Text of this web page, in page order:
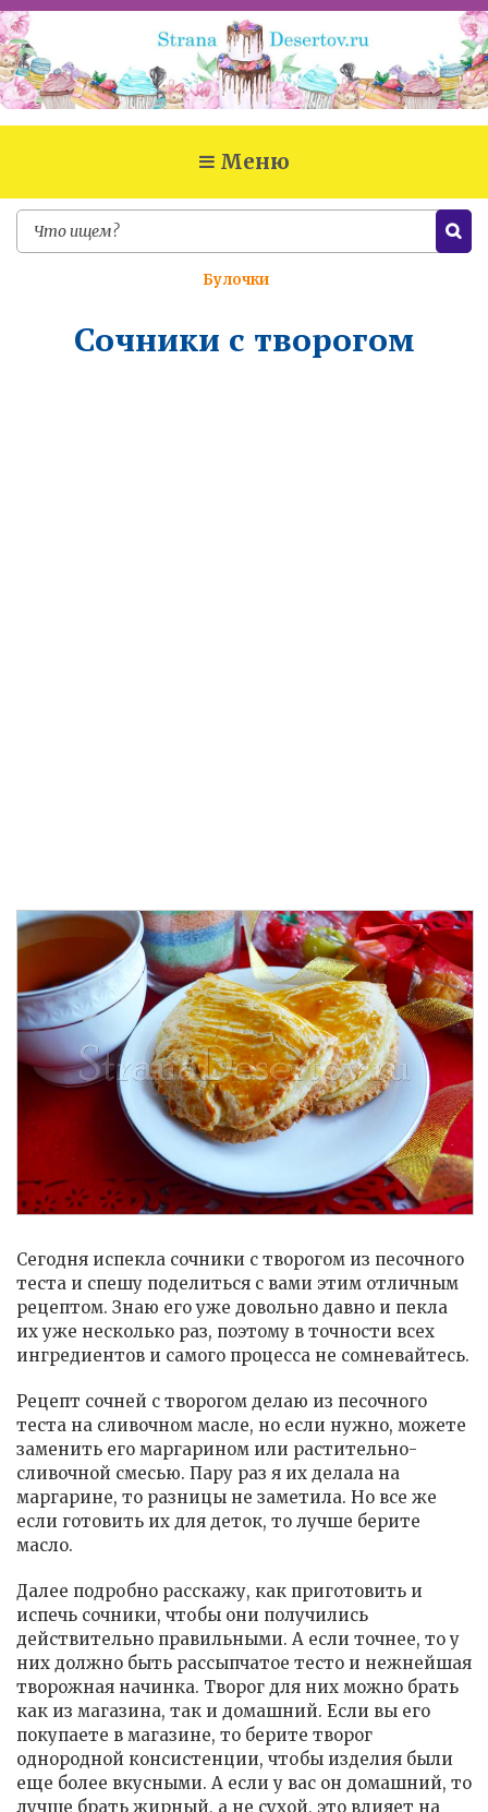
Меню
Булочки
Сочники с творогом
Сегодня испекла сочники с творогом из песочного
теста и спешу поделиться с вами этим отличным
рецептом. Знаю его уже довольно давно и пекла
их уже несколько раз, поэтому в точности всех
ингредиентов и самого процесса не сомневайтесь.
Рецепт сочней с творогом делаю из песочного
теста на сливочном масле, но если нужно, можете
заменить его маргарином или растительно-
сливочной смесью. Пару раз я их делала на
маргарине, то разницы не заметила. Но все же
если готовить их для деток, то лучше берите
масло.
Далее подробно расскажу, как приготовить и
испечь сочники, чтобы они получились
действительно правильными. А если точнее, то у
них должно быть рассыпчатое тесто и нежнейшая
творожная начинка. Творог для них можно брать
как из магазина, так и домашний. Если вы его
покупаете в магазине, то берите творог
однородной консистенции, чтобы изделия были
еще более вкусными. А если у вас он домашний, то
лучше брать жирный, а не сухой, это влияет на